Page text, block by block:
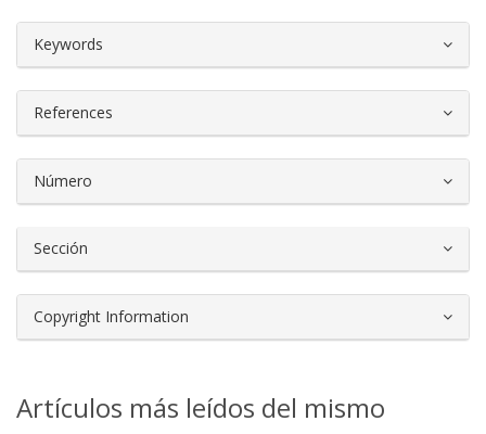
Keywords
References
Número
Sección
Copyright Information
Artículos más leídos del mismo